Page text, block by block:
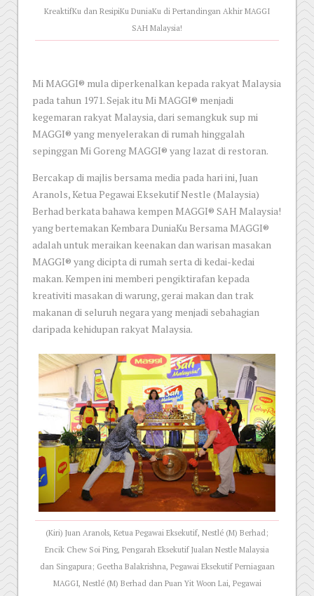
KreaktifKu dan ResipiKu DuniaKu di Pertandingan Akhir MAGGI
SAH Malaysia!
Mi MAGGI® mula diperkenalkan kepada rakyat Malaysia
pada tahun 1971. Sejak itu Mi MAGGI® menjadi
kegemaran rakyat Malaysia, dari semangkuk sup mi
MAGGI® yang menyelerakan di rumah hinggalah
sepinggan Mi Goreng MAGGI® yang lazat di restoran.
Bercakap di majlis bersama media pada hari ini, Juan
Aranols, Ketua Pegawai Eksekutif Nestle (Malaysia)
Berhad berkata bahawa kempen MAGGI® SAH Malaysia!
yang bertemakan Kembara DuniaKu Bersama MAGGI®
adalah untuk meraikan keenakan dan warisan masakan
MAGGI® yang dicipta di rumah serta di kedai-kedai
makan. Kempen ini memberi pengiktirafan kepada
kreativiti masakan di warung, gerai makan dan trak
makanan di seluruh negara yang menjadi sebahagian
daripada kehidupan rakyat Malaysia.
(Kiri) Juan Aranols, Ketua Pegawai Eksekutif, Nestlé (M) Berhad;
Encik Chew Soi Ping, Pengarah Eksekutif Jualan Nestle Malaysia
dan Singapura; Geetha Balakrishna, Pegawai Eksekutif Perniagaan
MAGGI, Nestlé (M) Berhad dan Puan Yit Woon Lai, Pegawai